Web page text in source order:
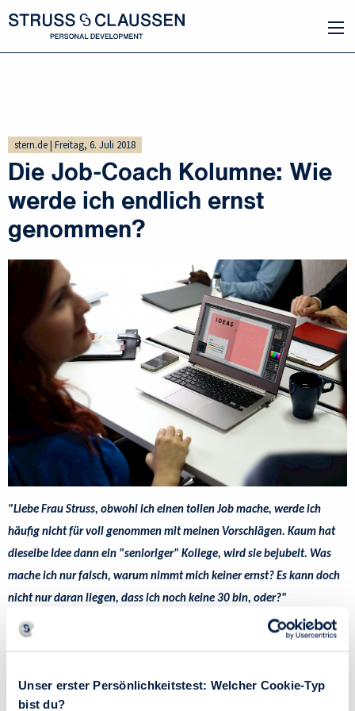
Unser erster Persönlichkeitstest: Welcher Cookie-Typ
bist du?
stern.de | Freitag, 6. Juli 2018
Die Job-Coach Kolumne: Wie
werde ich endlich ernst
genommen?
"Liebe Frau Struss, obwohl ich einen tollen Job mache, werde ich
häufig nicht für voll genommen mit meinen Vorschlägen. Kaum hat
dieselbe Idee dann ein "senioriger" Kollege, wird sie bejubelt. Was
mache ich nur falsch, warum nimmt mich keiner ernst? Es kann doch
nicht nur daran liegen, dass ich noch keine 30 bin, oder?"
Recht zu haben und Recht zu bekommen, sind zwei unterschiedliche
nach mehr Überzeugungskraft und Durchsetzungsstärke ist groß –